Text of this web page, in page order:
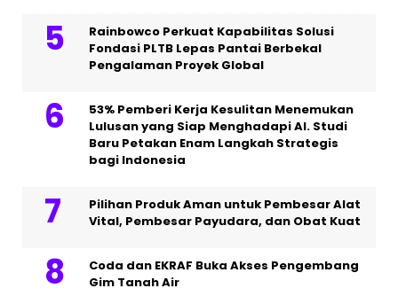
Rainbowco Perkuat Kapabilitas Solusi
Fondasi PLTB Lepas Pantai Berbekal
Pengalaman Proyek Global
53% Pemberi Kerja Kesulitan Menemukan
Lulusan yang Siap Menghadapi AI. Studi
Baru Petakan Enam Langkah Strategis
bagi Indonesia
Pilihan Produk Aman untuk Pembesar Alat
Vital, Pembesar Payudara, dan Obat Kuat
Coda dan EKRAF Buka Akses Pengembang
Gim Tanah Air